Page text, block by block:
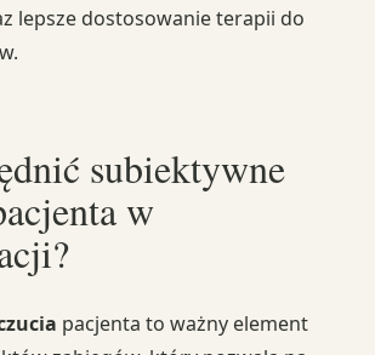
lepsze dostosowanie terapii do
subiektywne
w
pacjenta to ważny element